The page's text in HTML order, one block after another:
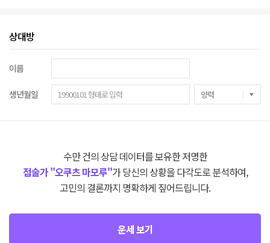
상대방
이름
생년월일
수만 건의 상담 데이터를 보유한 저명한
점술가 "오쿠츠 마모루"가 당신의 상황을 다각도로 분석하여,
고민의 결론까지 명확하게 짚어드립니다.
운세 보기